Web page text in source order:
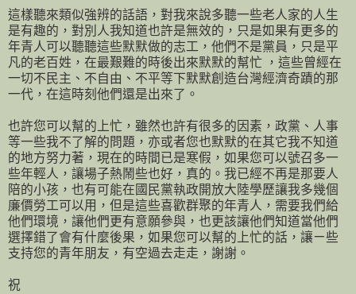
這樣聽來類似強辨的話語，對我來說多聽一些老人家的人生
是有趣的，對別人我知道也許是無效的，只是如果有更多的
年青人可以聽聽這些默默做的志工，他們不是黨員，只是平
凡的老百姓，在最艱難的時後出來默默的幫忙 ，這些曾經在
一切不民主、不自由、不平等下默默創造台灣經濟奇蹟的那
一代，在這時刻他們還是出來了。
也許您可以幫的上忙，雖然也許有很多的因素，政黨、人事
等一些我不了解的問題，亦或者您也默默的在其它我不知道
的地方努力著，現在的時間已是寒假，如果您可以號召多一
些年輕人，讓場子熱鬧些也好，真的。我已經不再是那要人
陪的小孩，也有可能在國民黨執政開放大陸學歷讓我多幾個
廉價勞工可以用，但是這些喜歡群聚的年青人，需要我們給
他們環境，讓他們更有意願參與，也更該讓他們知道當他們
選擇錯了會有什麼後果，如果您可以幫的上忙的話，讓ㄧ些
支持您的青年朋友，有空過去走走，謝謝。
祝